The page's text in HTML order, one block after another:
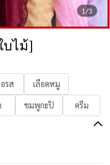
1/3
บไม้]
รส
เลือดหมู
ชมพูกะปิ ครีม